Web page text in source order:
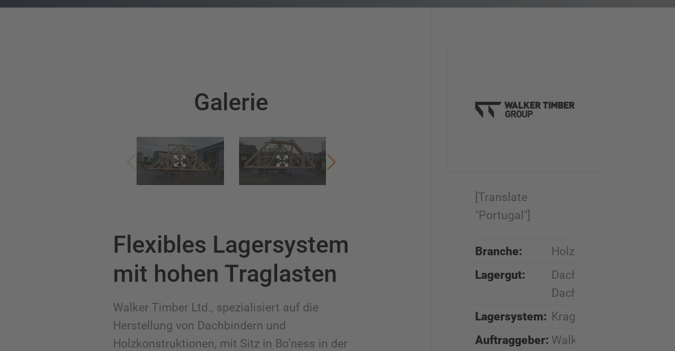
Galerie
Flexibles Lagersystem
mit hohen Traglasten
Walker Timber Ltd., spezialisiert auf die
Herstellung von Dachbindern und
Holzkonstruktionen, mit Sitz in Bo’ness in der
[Translate
"Portugal"]
Branche:
Holz
Lagergut:
Dachbinder,
Dachstühle
Lagersystem: Kragarmregale
Auftraggeber: Walker Timber